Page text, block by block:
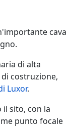
cava
di alta
costruzione,
Luxor.
il sito, con la
punto focale